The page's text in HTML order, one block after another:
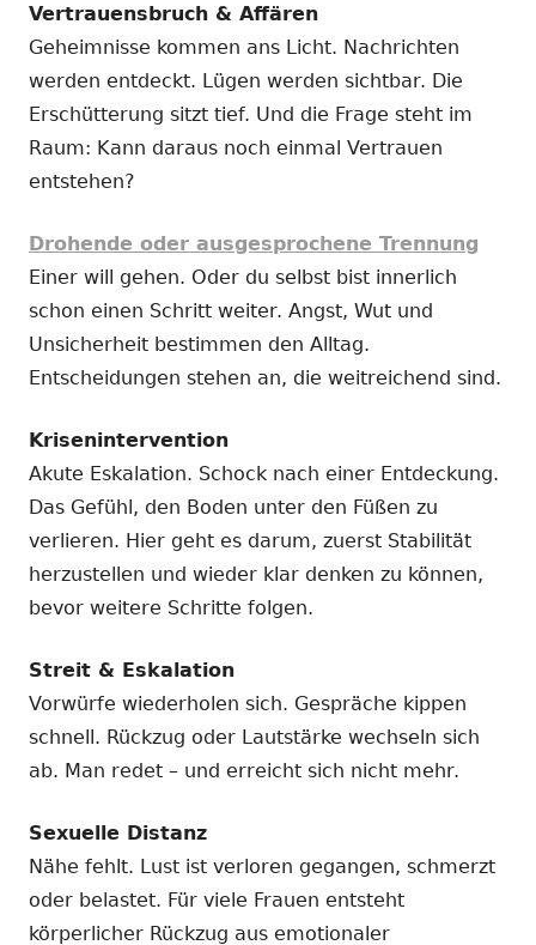
Vertrauensbruch & Affären
Geheimnisse kommen ans Licht. Nachrichten
werden entdeckt. Lügen werden sichtbar. Die
Erschütterung sitzt tief. Und die Frage steht im
Raum: Kann daraus noch einmal Vertrauen
entstehen?
Drohende oder ausgesprochene Trennung
Einer will gehen. Oder du selbst bist innerlich
schon einen Schritt weiter. Angst, Wut und
Unsicherheit bestimmen den Alltag.
Entscheidungen stehen an, die weitreichend sind.
Krisenintervention
Akute Eskalation. Schock nach einer Entdeckung.
Das Gefühl, den Boden unter den Füßen zu
verlieren. Hier geht es darum, zuerst Stabilität
herzustellen und wieder klar denken zu können,
bevor weitere Schritte folgen.
Streit & Eskalation
Vorwürfe wiederholen sich. Gespräche kippen
schnell. Rückzug oder Lautstärke wechseln sich
ab. Man redet – und erreicht sich nicht mehr.
Sexuelle Distanz
Nähe fehlt. Lust ist verloren gegangen, schmerzt
oder belastet. Für viele Frauen entsteht
körperlicher Rückzug aus emotionaler